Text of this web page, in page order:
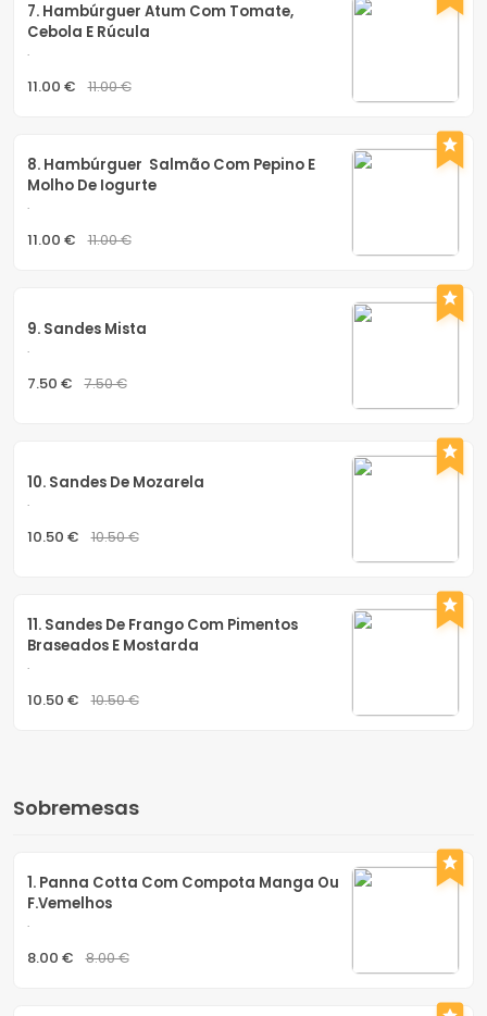
7. Hambúrguer Atum Com Tomate,
Cebola E Rúcula
.
11.00 € 11.00 €
8. Hambúrguer  Salmão Com Pepino E
Molho De Iogurte
.
11.00 € 11.00 €
9. Sandes Mista
.
7.50 € 7.50 €
10. Sandes De Mozarela
.
10.50 € 10.50 €
11. Sandes De Frango Com Pimentos
Braseados E Mostarda
.
10.50 € 10.50 €
Sobremesas
1. Panna Cotta Com Compota Manga Ou
F.vemelhos
.
8.00 € 8.00 €